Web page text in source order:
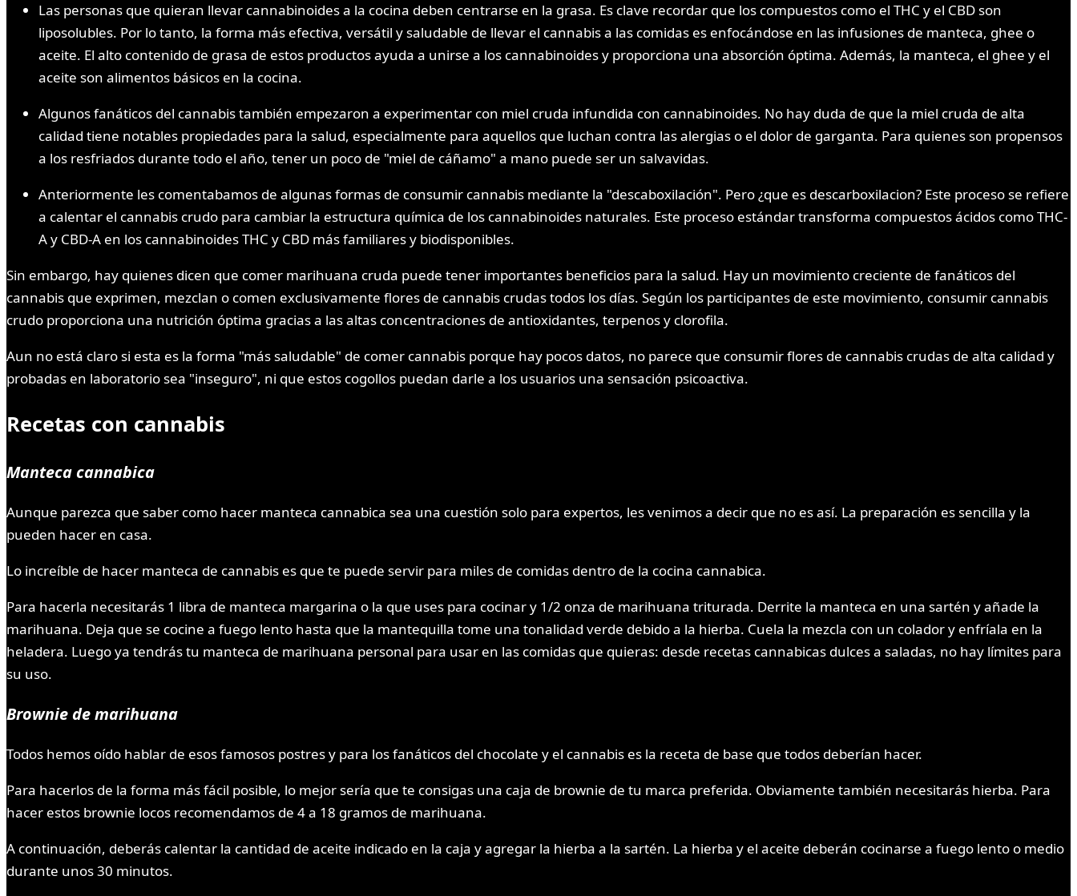
Las personas que quieran llevar cannabinoides a la cocina deben centrarse en la grasa. Es clave recordar que los compuestos como el THC y el CBD son
liposolubles. Por lo tanto, la forma más efectiva, versátil y saludable de llevar el cannabis a las comidas es enfocándose en las infusiones de manteca, ghee o
aceite. El alto contenido de grasa de estos productos ayuda a unirse a los cannabinoides y proporciona una absorción óptima. Además, la manteca, el ghee y el
aceite son alimentos básicos en la cocina.
Algunos fanáticos del cannabis también empezaron a experimentar con miel cruda infundida con cannabinoides. No hay duda de que la miel cruda de alta
calidad tiene notables propiedades para la salud, especialmente para aquellos que luchan contra las alergias o el dolor de garganta. Para quienes son propensos
a los resfriados durante todo el año, tener un poco de "miel de cáñamo" a mano puede ser un salvavidas.
Anteriormente les comentabamos de algunas formas de consumir cannabis mediante la "descaboxilación". Pero ¿que es descarboxilacion? Este proceso se refiere
a calentar el cannabis crudo para cambiar la estructura química de los cannabinoides naturales. Este proceso estándar transforma compuestos ácidos como THC-
A y CBD-A en los cannabinoides THC y CBD más familiares y biodisponibles.
Sin embargo, hay quienes dicen que comer marihuana cruda puede tener importantes beneficios para la salud. Hay un movimiento creciente de fanáticos del
cannabis que exprimen, mezclan o comen exclusivamente flores de cannabis crudas todos los días. Según los participantes de este movimiento, consumir cannabis
crudo proporciona una nutrición óptima gracias a las altas concentraciones de antioxidantes, terpenos y clorofila.
Aun no está claro si esta es la forma "más saludable" de comer cannabis porque hay pocos datos, no parece que consumir flores de cannabis crudas de alta calidad y
probadas en laboratorio sea "inseguro", ni que estos cogollos puedan darle a los usuarios una sensación psicoactiva.
Recetas con cannabis
Manteca cannabica
Aunque parezca que saber como hacer manteca cannabica sea una cuestión solo para expertos, les venimos a decir que no es así. La preparación es sencilla y la
pueden hacer en casa.
Lo increíble de hacer manteca de cannabis es que te puede servir para miles de comidas dentro de la cocina cannabica.
Para hacerla necesitarás 1 libra de manteca margarina o la que uses para cocinar y 1/2 onza de marihuana triturada. Derrite la manteca en una sartén y añade la
marihuana. Deja que se cocine a fuego lento hasta que la mantequilla tome una tonalidad verde debido a la hierba. Cuela la mezcla con un colador y enfríala en la
heladera. Luego ya tendrás tu manteca de marihuana personal para usar en las comidas que quieras: desde recetas cannabicas dulces a saladas, no hay límites para
su uso.
Brownie de marihuana
Todos hemos oído hablar de esos famosos postres y para los fanáticos del chocolate y el cannabis es la receta de base que todos deberían hacer.
Para hacerlos de la forma más fácil posible, lo mejor sería que te consigas una caja de brownie de tu marca preferida. Obviamente también necesitarás hierba. Para
hacer estos brownie locos recomendamos de 4 a 18 gramos de marihuana.
A continuación, deberás calentar la cantidad de aceite indicado en la caja y agregar la hierba a la sartén. La hierba y el aceite deberán cocinarse a fuego lento o medio
durante unos 30 minutos.